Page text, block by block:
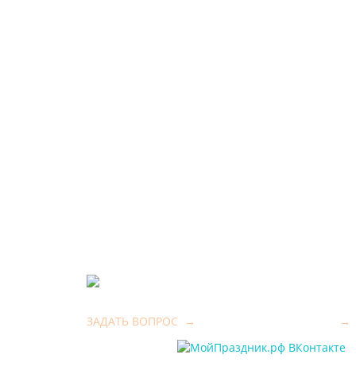
ЗАДАТЬ ВОПРОС → →